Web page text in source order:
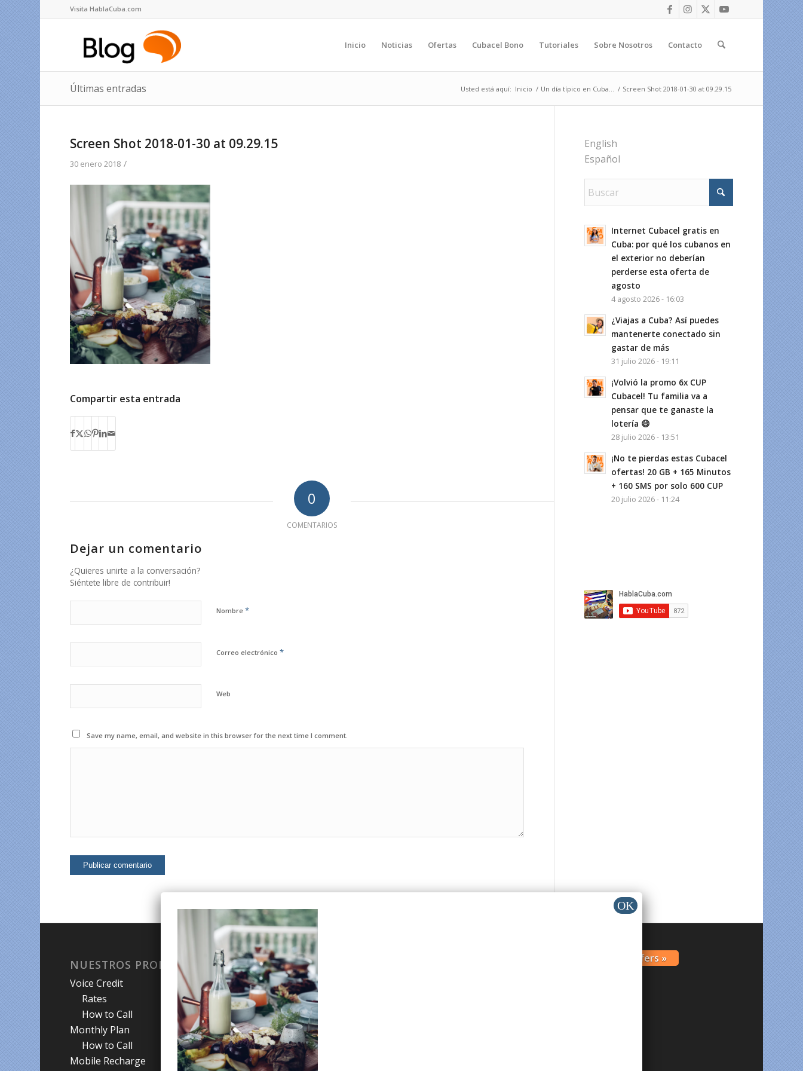
Visita HablaCuba.com
Inicio Noticias Ofertas Cubacel Bono Tutoriales Sobre Nosotros Contacto
Últimas entradas Usted está aquí: Inicio / Un día típico en Cuba… / Screen Shot 2018-01-30 at 09.29.15
Screen Shot 2018-01-30 at 09.29.15
30 enero 2018 /
Compartir esta entrada
0
COMENTARIOS
Dejar un comentario
¿Quieres unirte a la conversación?
Siéntete libre de contribuir!
Nombre*
Correo electrónico*
Web
Save my name, email, and website in this browser for the next time I comment.
English
Español
Internet Cubacel gratis en
Cuba: por qué los cubanos en
el exterior no deberían
perderse esta oferta de
agosto
4 agosto 2026 - 16:03
¿Viajas a Cuba? Así puedes
mantenerte conectado sin
gastar de más
31 julio 2026 - 19:11
¡Volvió la promo 6x CUP
Cubacel! Tu familia va a
pensar que te ganaste la
lotería 😄
28 julio 2026 - 13:51
¡No te pierdas estas Cubacel
ofertas! 20 GB + 165 Minutos
+ 160 SMS por solo 600 CUP
20 julio 2026 - 11:24
NUESTROS PRODUCTOS
Voice Credit
Rates
How to Call
Monthly Plan
How to Call
Mobile Recharge
QUIÉNES SOMOS
HablaCuba
My Account
Privacy Policy
Terms and Conditions
About Us
News
Get Offers »